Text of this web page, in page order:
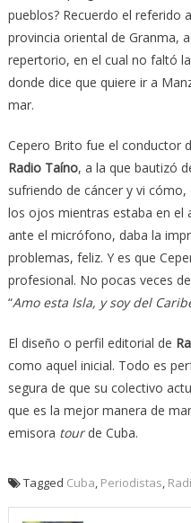
pueblos? Recuerdo el referido
provincia oriental de Granma,
repertorio, en el cual no faltó
donde dice que quiere ir a
mar.
Cepero Brito fue el conductor
Radio Taíno, a la que bautizó
sufriendo de cáncer y vi
los ojos mientras estaba en el
ante el micrófono, daba la
problemas, feliz. Y es que
profesional. No pocas veces
“Amo esta Isla, y soy del
El diseño o perfil editorial de
como aquel inicial. Todo es
segura de que su colectivo
que es la mejor manera de
emisora tourde Cuba.
Tagged Cuba Periodistas